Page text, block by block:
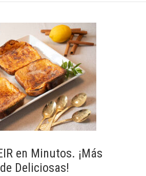
en Minutos. ¡Más
Deliciosas!